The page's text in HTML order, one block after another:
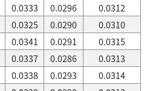
0.0333 0.0296
0.0312
0.0325 0.0290
0.0310
0.0341 0.0291
0.0315
0.0337 0.0286
0.0313
0.0338 0.0293
0.0314